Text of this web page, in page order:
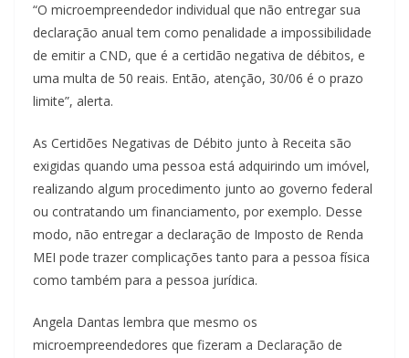
“O microempreendedor individual que não entregar sua
declaração anual tem como penalidade a impossibilidade
de emitir a CND, que é a certidão negativa de débitos, e
uma multa de 50 reais. Então, atenção, 30/06 é o prazo
limite”, alerta.
As Certidões Negativas de Débito junto à Receita são
exigidas quando uma pessoa está adquirindo um imóvel,
realizando algum procedimento junto ao governo federal
ou contratando um financiamento, por exemplo. Desse
modo, não entregar a declaração de Imposto de Renda
MEI pode trazer complicações tanto para a pessoa física
como também para a pessoa jurídica.
Angela Dantas lembra que mesmo os
microempreendedores que fizeram a Declaração de